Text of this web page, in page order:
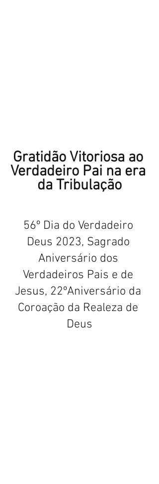
Gratidão Vitoriosa ao
Verdadeiro Pai na era
da Tribulação
56º Dia do Verdadeiro
Deus 2023, Sagrado
Aniversário dos
Verdadeiros Pais e de
Jesus, 22ºAniversário da
Coroação da Realeza de
Deus